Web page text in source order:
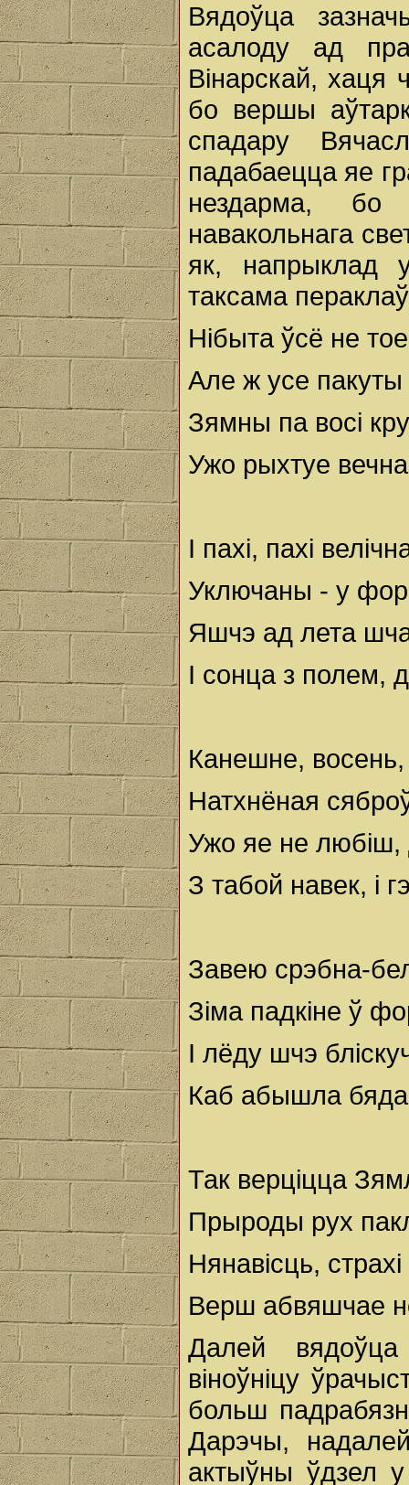
Вядоўца
асалоду ад
Вінарскай, хаця
бо вершы
спадару
падабаецца яе
нездарма, бо
навакольнага
як, напрыклад
таксама
Нібыта ўсё не
Але ж усе
Зямны па восі
Ужо рыхтуе
І пахі, пахі
Уключаны - у
Яшчэ ад лета
І сонца з полем,
Канешне, восень,
Натхнёная
Ужо яе не
З табой навек, і
Завею срэбна-
Зіма падкіне ў
І лёду шчэ
Каб абышла бяда
Так верціцца
Прыроды рух
Нянавісць,
Верш абвяшчае
Далей
віноўніцу
больш
Дарэчы,
актыўны ўдзел у